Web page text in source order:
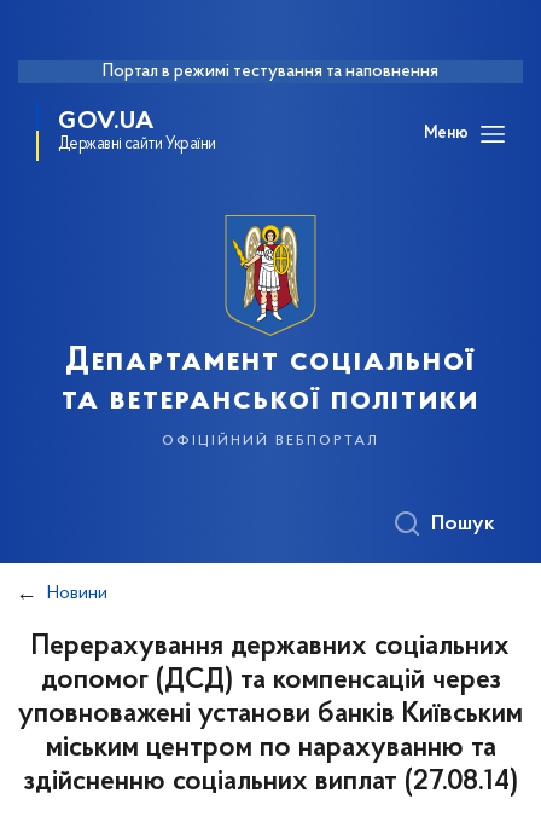
Портал в режимі тестування та наповнення
GOV.UA
Державні сайти України
Меню
Департамент соціальної
та ветеранської політики
офіційний вебпортал
Пошук
Новини
Перерахування державних соціальних
допомог (ДСД) та компенсацій через
уповноважені установи банків Київським
міським центром по нарахуванню та
здійсненню соціальних виплат (27.08.14)